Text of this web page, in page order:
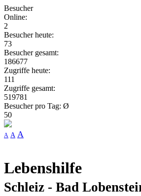
Besucher
Online:
2
Besucher heute:
73
Besucher gesamt:
186677
Zugriffe heute:
111
Zugriffe gesamt:
519781
Besucher pro Tag: Ø
50
A A A
Lebenshilfe
Schleiz - Bad